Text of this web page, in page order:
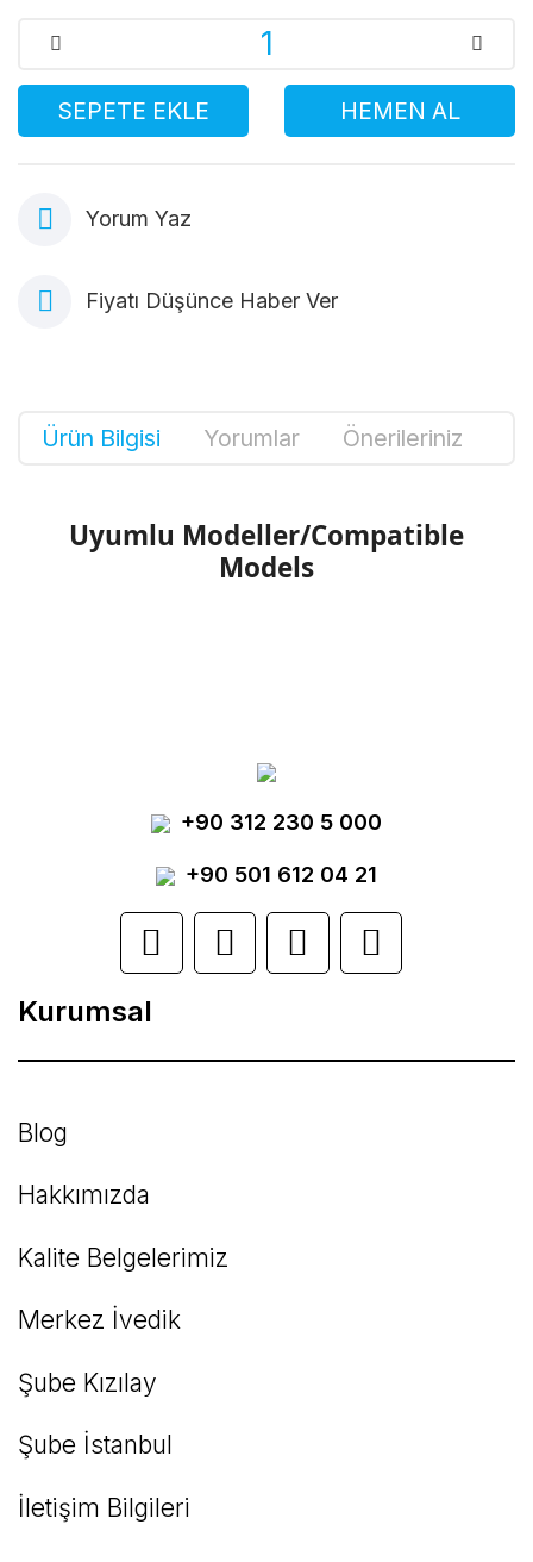
SEPETE EKLE HEMEN AL
Yorum Yaz
Fiyatı Düşünce Haber Ver
Ürün Bilgisi Yorumlar Önerileriniz
Uyumlu Modeller/Compatible
Models
Yorum Yaz
Ürün resmi kalitesiz, bozuk veya
görüntülenemiyor.
Ürün açıklamasında eksik bilgiler bulunuyor.
Ürün bilgilerinde hatalar bulunuyor.
Ürün fiyatı diğer sitelerden daha pahalı.
Bu ürüne benzer farklı alternatifler olmalı.
+90 312 230 5 000
+90 501 612 04 21
Kurumsal
Blog
Hakkımızda
Kalite Belgelerimiz
Merkez İvedik
Şube Kızılay
Şube İstanbul
İletişim Bilgileri